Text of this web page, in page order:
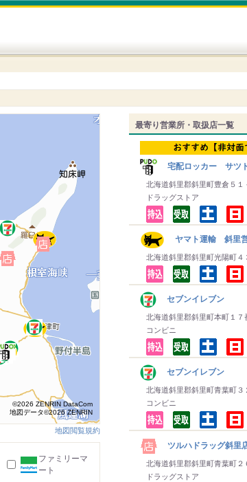
最寄り営業所・取扱店一覧
宅配ロッカー サツ
北海道斜里郡斜里町豊倉５１
ドラッグストア
ヤマト運輸 斜里
北海道斜里郡斜里町光陽町４
セブンイレブン
北海道斜里郡斜里町本町１７
コンビニ
セブンイレブン
北海道斜里郡斜里町青葉町３
コンビニ
ツルハドラッグ斜里
北海道斜里郡斜里町青葉町２
ドラッグストア
©2026 ZENRIN DataCom
地図データ©2026 ZENRIN
地図閲覧規約
ファミリーマ
ート